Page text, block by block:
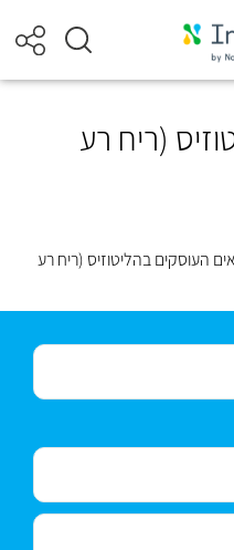
(ריח רע
העוסקים בהליטוזיס (ריח רע